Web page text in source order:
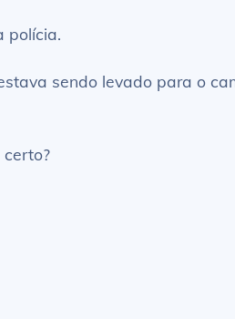
polícia.
sendo levado para o